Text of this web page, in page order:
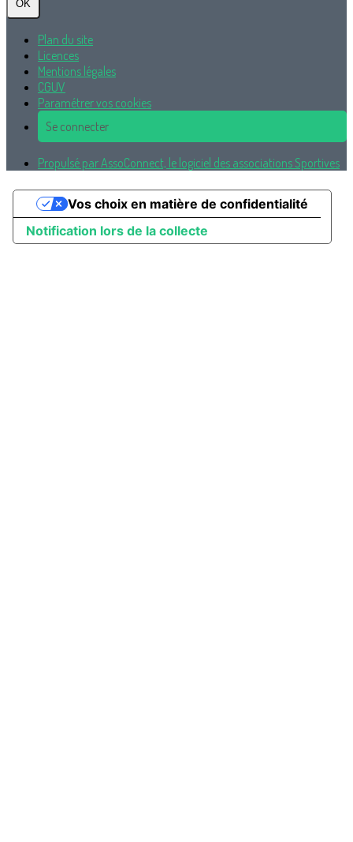
OK
Plan du site
Licences
Mentions légales
CGUV
Paramétrer vos cookies
Se connecter
Propulsé par AssoConnect, le logiciel des associations Sportives
Notification lors de la collecte
Vos choix en matière de confidentialité